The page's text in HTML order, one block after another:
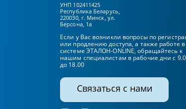
УНП 102411425
Республика Беларусь,
220030, г. Минск, ул.
Берсона, 1а
Если у Вас возникли вопросы по
или продлению доступа, а также работе в
системе ЭТАЛОН-ONLINE, обращайтесь к
нашим специалистам в рабочие дни с
до 18.00
Связаться с нами